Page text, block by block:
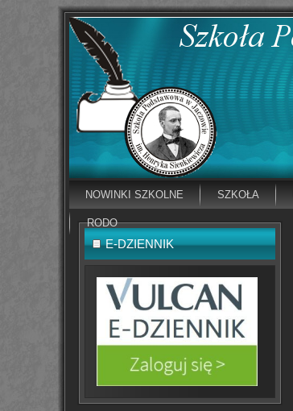
NOWINKI SZKOLNE SZKOŁA
RODO
E-DZIENNIK